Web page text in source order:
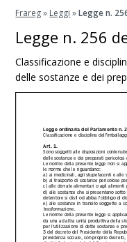
Frareg» Leggi »Legge n.
Legge n. 256
Classificazione e
delle sostanze e dei